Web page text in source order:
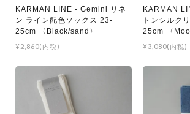
KARMAN LINE - Gemini リネ
ン ライン配色ソックス 23-
25cm 〈Black/sand〉
¥2,860(内税)
KARMAN
トンシルク
25cm 〈
¥3,080(内税)